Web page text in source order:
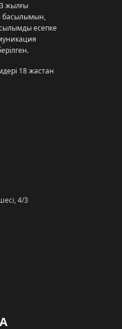
жылғы
басылымын,
есепке
18 жастан
4/3